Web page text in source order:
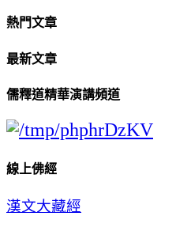
熱門文章
最新文章
儒釋道精華演講頻道
線上佛經
漢文大藏經